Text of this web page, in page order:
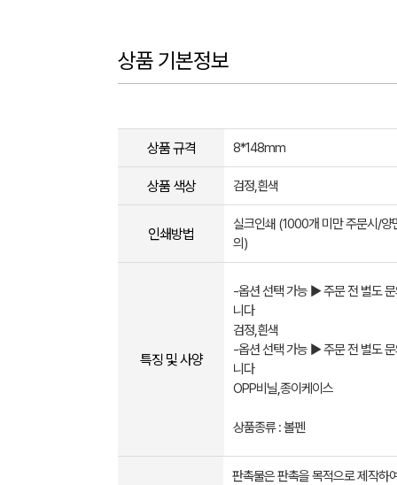
상품 기본정보
상품 규격 8*148mm
상품 색상 검정,흰색
인쇄방법
실크인쇄 (1000개 미만 주문시/양
의)
특징 및 사양
-옵션 선택 가능 ▶ 주문 전 별도
니다
검정,흰색
-옵션 선택 가능 ▶ 주문 전 별도
니다
OPP비닐,종이케이스
상품종류 : 볼펜
판촉물은 판촉을 목적으로 제작하